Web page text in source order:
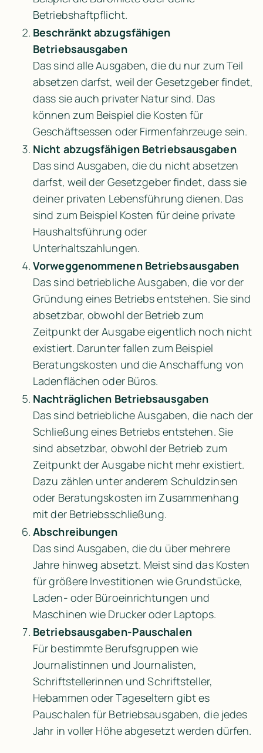
Betriebshaftpflicht.
Beschränkt abzugsfähigen
Betriebsausgaben
Das sind alle Ausgaben, die du nur zum Teil
absetzen darfst, weil der Gesetzgeber findet,
dass sie auch privater Natur sind. Das
können zum Beispiel die Kosten für
Geschäftsessen oder Firmenfahrzeuge sein.
Nicht abzugsfähigen Betriebsausgaben
Das sind Ausgaben, die du nicht absetzen
darfst, weil der Gesetzgeber findet, dass sie
deiner privaten Lebensführung dienen. Das
sind zum Beispiel Kosten für deine private
Haushaltsführung oder
Unterhaltszahlungen.
Vorweggenommenen Betriebsausgaben
Das sind betriebliche Ausgaben, die vor der
Gründung eines Betriebs entstehen. Sie sind
absetzbar, obwohl der Betrieb zum
Zeitpunkt der Ausgabe eigentlich noch nicht
existiert. Darunter fallen zum Beispiel
Beratungskosten und die Anschaffung von
Ladenflächen oder Büros.
Nachträglichen Betriebsausgaben
Das sind betriebliche Ausgaben, die nach der
Schließung eines Betriebs entstehen. Sie
sind absetzbar, obwohl der Betrieb zum
Zeitpunkt der Ausgabe nicht mehr existiert.
Dazu zählen unter anderem Schuldzinsen
oder Beratungskosten im Zusammenhang
mit der Betriebsschließung.
Abschreibungen
Das sind Ausgaben, die du über mehrere
Jahre hinweg absetzt. Meist sind das Kosten
für größere Investitionen wie Grundstücke,
Laden- oder Büroeinrichtungen und
Maschinen wie Drucker oder Laptops.
Betriebsausgaben-Pauschalen
Für bestimmte Berufsgruppen wie
Journalistinnen und Journalisten,
Schriftstellerinnen und Schriftsteller,
Hebammen oder Tageseltern gibt es
Pauschalen für Betriebsausgaben, die jedes
Jahr in voller Höhe abgesetzt werden dürfen.